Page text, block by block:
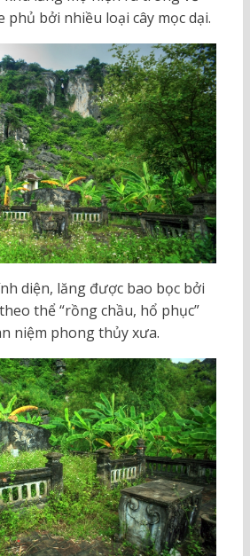
phủ bởi nhiều loại cây mọc dại.
diện, lăng được bao bọc bởi
thể “rồng chầu, hổ phục”
niệm phong thủy xưa.